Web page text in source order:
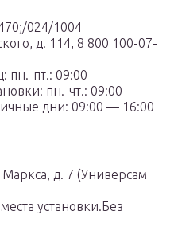
024/1004
д. 114, 8 800 100-07-
пн.-пт.: 09:00 —
пн.-чт.: 09:00 —
дни: 09:00 — 16:00
Маркса, д. 7 (Универсам
установки.Без